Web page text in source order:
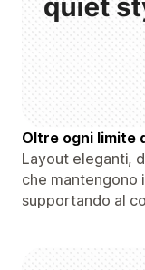
Oltre ogni limite
Layout eleganti,
che mantengono
supportando al